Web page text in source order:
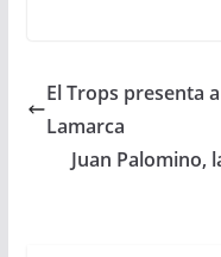
El Trops presenta
Lamarca
Juan Palomino,